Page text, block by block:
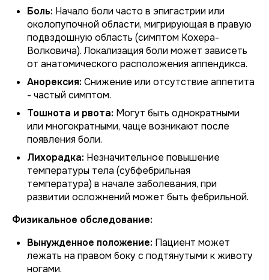
Боль: Начало боли часто в эпигастрии или
околопупочной области, мигрирующая в правую
подвздошную область (симптом Кохера-
Волковича). Локализация боли может зависеть
от анатомического расположения аппендикса.
Анорексия: Снижение или отсутствие аппетита
- частый симптом.
Тошнота и рвота: Могут быть однократными
или многократными, чаще возникают после
появления боли.
Лихорадка: Незначительное повышение
температуры тела (субфебрильная
температура) в начале заболевания, при
развитии осложнений может быть фебрильной.
Физикальное обследование:
Вынужденное положение: Пациент может
лежать на правом боку с подтянутыми к животу
ногами.